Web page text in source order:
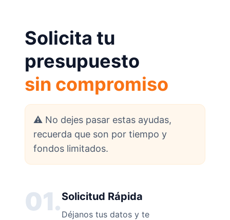
Solicita tu
presupuesto
sin compromiso
⚠️ No dejes pasar estas ayudas,
recuerda que son por tiempo y
fondos limitados.
01.Solicitud Rápida
Déjanos tus datos y te